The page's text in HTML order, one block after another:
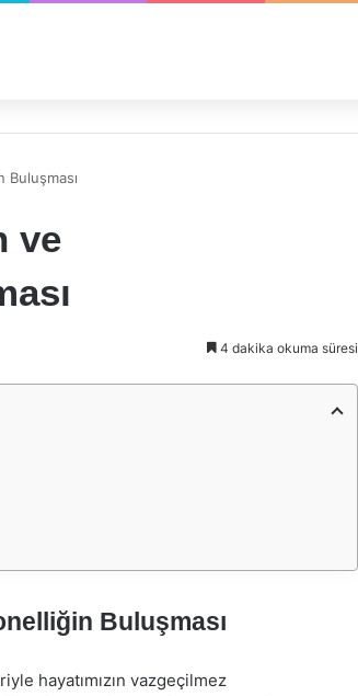
Buluşması
ve
4 dakika okuma süresi
Buluşması
hayatımızın vazgeçilmez